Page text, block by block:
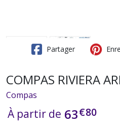
Partager
COMPAS RIVIERA
Compas
À partir de 63€80